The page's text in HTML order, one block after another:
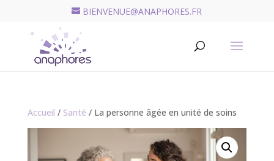
BIENVENUE@ANAPHORES.FR
Accueil / Santé / La personne âgée en unité de soins